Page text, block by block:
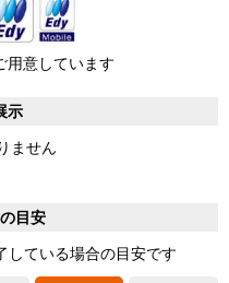
用意しています
示
ません
目安
ている場合の目安です